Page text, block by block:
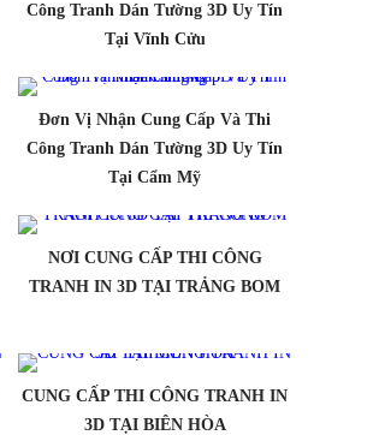
Công Tranh Dán Tường 3D Uy Tín
Tại Vĩnh Cửu
Đơn Vị Nhận Cung Cấp Và Thi
Công Tranh Dán Tường 3D Uy Tín
Tại Cẩm Mỹ
NƠI CUNG CẤP THI CÔNG
TRANH IN 3D TẠI TRẢNG BOM
CUNG CẤP THI CÔNG TRANH IN
3D TẠI BIÊN HÒA